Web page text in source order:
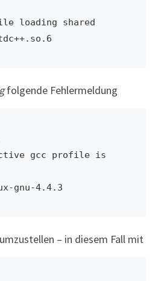
loading shared
folgende Fehlermeldung
gcc profile is
gnu-4.4.3
– in diesem Fall mit